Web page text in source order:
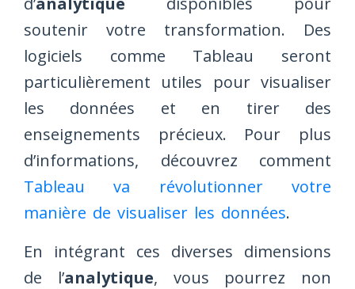
soutenir votre transformation. Des
logiciels comme Tableau seront
particulièrement utiles pour visualiser
les données et en tirer des
enseignements précieux. Pour plus
d’informations, découvrez comment
Tableau va révolutionner votre
manière de visualiser les données.
En intégrant ces diverses dimensions
de l’analytique, vous pourrez non